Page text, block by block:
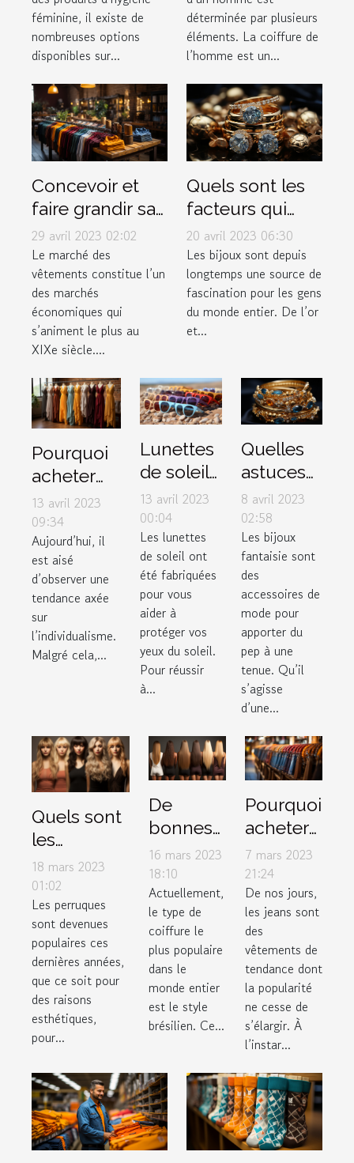
disponibles sur
le marché pour
féminine, il existe de
nombreuses options
disponibles sur...
déterminée par plusieurs
éléments. La coiffure de
l’homme est un...
Concevoir et
faire grandir sa
marque de
vêtement
29 avril 2023 02:02
Le marché des
vêtements constitue l’un
des marchés
économiques qui
s’animent le plus au
XIXe siècle....
Quels sont les
facteurs qui
déterminent la
valeur d'un
bijou ?
20 avril 2023 06:30
Les bijoux sont depuis
longtemps une source de
fascination pour les gens
du monde entier. De l’or
et...
Pourquoi
acheter
des
vêtements
dans une
boutique
de couple
?
13 avril 2023
09:34
Aujourd’hui, il
est aisé
d’observer une
tendance axée
sur
l’individualisme.
Malgré cela,...
Lunettes
de soleil :
3 critères
pour
faire de
bon
choix
13 avril 2023
00:04
Les lunettes
de soleil ont
été fabriquées
pour vous
aider à
protéger vos
yeux du soleil.
Pour réussir
à...
Quelles
astuces
pour un
bon
choix de
bijoux
fantaisie
?
8 avril 2023
02:58
Les bijoux
fantaisie sont
des
accessoires de
mode pour
apporter du
pep à une
tenue. Qu’il
s’agisse
d’une...
Quels sont
les
accessoires
à mettre
sous une
perruque ?
18 mars 2023
01:02
Les perruques
sont devenues
populaires ces
dernières années,
que ce soit pour
des raisons
esthétiques,
pour...
De
bonnes
raisons
d’utiliser
le lissage
brésilien
16 mars 2023
18:10
Actuellement,
le type de
coiffure le
plus populaire
dans le
monde entier
est le style
brésilien. Ce...
Pourquoi
acheter
des
jeans
femme
auprès
d’un
grossiste
en
ligne ?
7 mars 2023
21:24
De nos jours,
les jeans sont
des
vêtements de
tendance dont
la popularité
ne cesse de
s’élargir. À
l’instar...